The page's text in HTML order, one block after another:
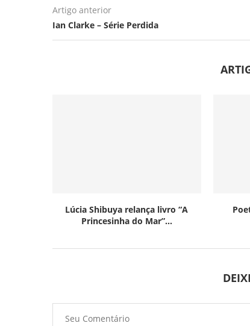
Artigo anterior
Ian Clarke – Série Perdida
Lúcia Shibuya relança livro “A
Princesinha do Mar”...